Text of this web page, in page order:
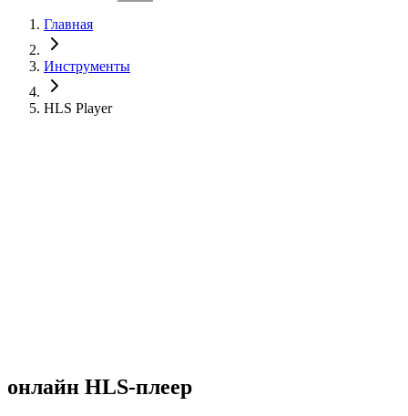
Главная
Инструменты
HLS Player
онлайн HLS-плеер